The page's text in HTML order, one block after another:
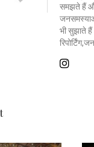
समझते हैं
भी सुझाते